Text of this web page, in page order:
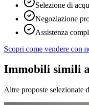
Selezione di
Negoziazione
Assistenza
Scopri come vendere con
Immobili simili
Altre proposte selezionate